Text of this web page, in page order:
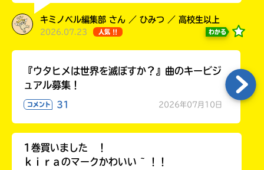
キミノベル編集部 さん ／ ひみつ ／ 高校生以上
2026.07.23 人気 !! わかる
『ウタヒメは世界を滅ぼすか？』曲のキービジ
ュアル募集！
コメント 31 2026年07月10日
1巻買いました ！
ｋｉｒａのマークかわいい ~ ！！
ー
が
で、
度
し